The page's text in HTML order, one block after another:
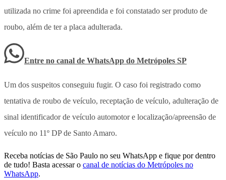
utilizada no crime foi apreendida e foi constatado ser produto de
roubo, além de ter a placa adulterada.
Entre no canal de WhatsApp do Metrópoles SP
Um dos suspeitos conseguiu fugir. O caso foi registrado como
tentativa de roubo de veículo, receptação de veículo, adulteração de
sinal identificador de veículo automotor e localização/apreensão de
veículo no 11º DP de Santo Amaro.
Receba notícias de São Paulo no seu WhatsApp e fique por dentro
de tudo! Basta acessar o canal de notícias do Metrópoles no
WhatsApp.